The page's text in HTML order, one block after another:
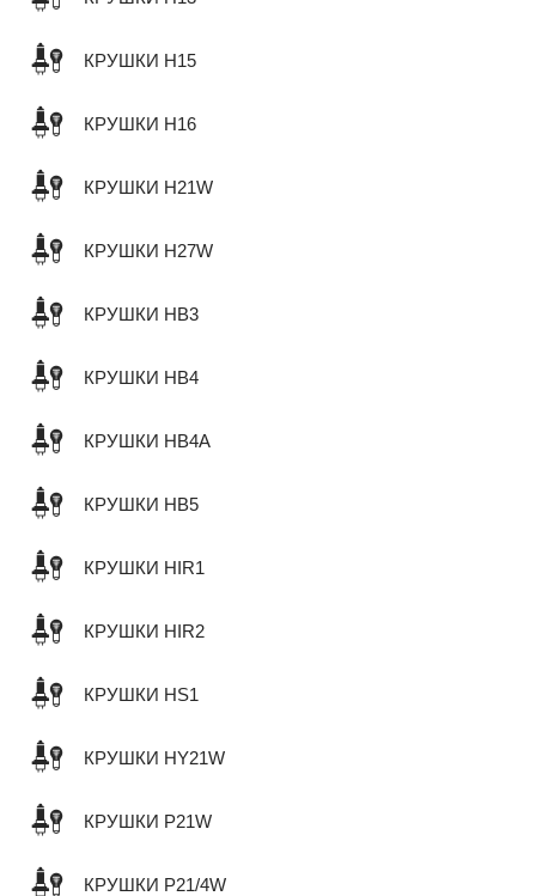
КРУШКИ H15
КРУШКИ H16
КРУШКИ H21W
КРУШКИ H27W
КРУШКИ HB3
КРУШКИ HB4
КРУШКИ HB4A
КРУШКИ HB5
КРУШКИ HIR1
КРУШКИ HIR2
КРУШКИ HS1
КРУШКИ HY21W
КРУШКИ P21W
КРУШКИ P21/4W